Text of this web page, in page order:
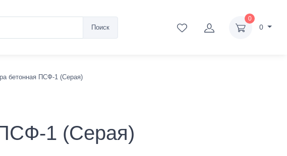
Поиск
0
0
бетонная ПСФ-1 (Серая)
1 (Серая)